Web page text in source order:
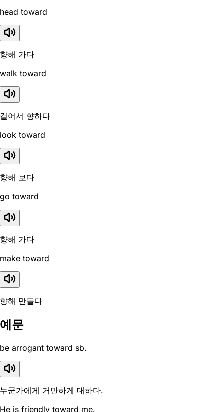
head toward
향해 가다
walk toward
걸어서 향하다
look toward
향해 보다
go toward
향해 가다
make toward
향해 만들다
예문
be arrogant toward sb.
누군가에게 거만하게 대하다.
He is friendly toward me.